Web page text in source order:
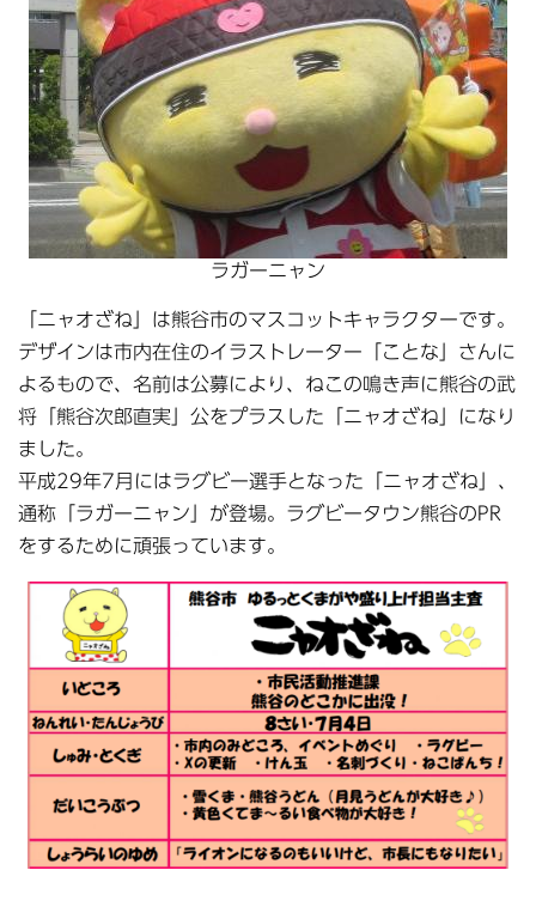
ラガーニャン
「ニャオざね」は熊谷市のマスコットキャラクターです。
デザインは市内在住のイラストレーター「ことな」さんに
よるもので、名前は公募により、ねこの鳴き声に熊谷の武
将「熊谷次郎直実」公をプラスした「ニャオざね」になり
ました。
平成29年7月にはラグビー選手となった「ニャオざね」、
通称「ラガーニャン」が登場。ラグビータウン熊谷のPR
をするために頑張っています。